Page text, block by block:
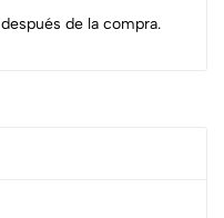
después de la compra.